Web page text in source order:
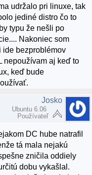
udržalo pri linuxe, tak
jediné distro čo to
typu že nešli po
Nakoniec som
ide bezproblémov
nepoužívam aj keď to
keď bude
Josko
Ubuntu 6.06
Používateľ
DC hube natrafil
tá mala nejakú
zničila oddiely
dobu vykašlal.